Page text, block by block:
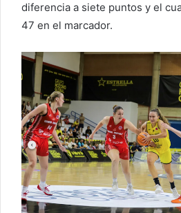
diferencia a siete puntos y el
47 en el marcador.